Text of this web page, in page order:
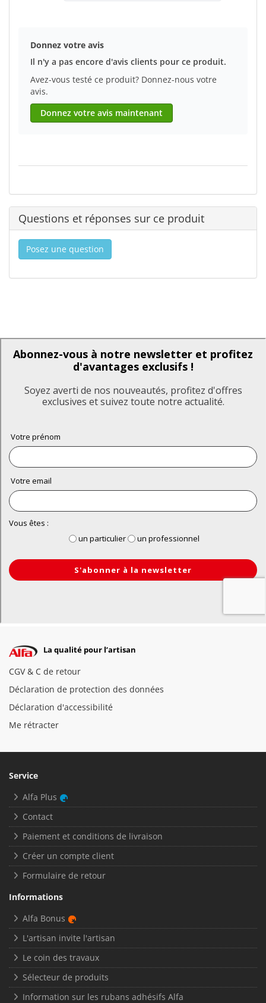
Donnez votre avis
Il n'y a pas encore d'avis clients pour ce produit.
Avez-vous testé ce produit? Donnez-nous votre
avis.
Donnez votre avis maintenant
Questions et réponses sur ce produit
Posez une question
La qualité pour l’artisan
CGV & C de retour
Déclaration de protection des données
Déclaration d'accessibilité
Me rétracter
Service
Alfa Plus
Contact
Paiement et conditions de livraison
Créer un compte client
Formulaire de retour
Informations
Alfa Bonus
L'artisan invite l'artisan
Le coin des travaux
Sélecteur de produits
Information sur les rubans adhésifs Alfa